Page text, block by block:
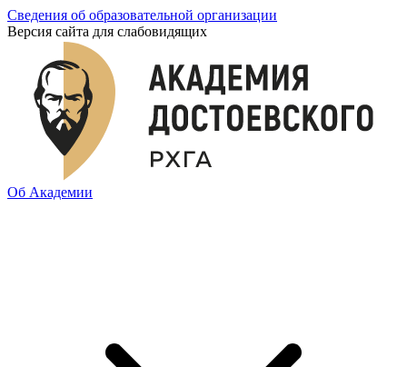
Сведения об образовательной организации
Версия сайта для слабовидящих
Об Академии